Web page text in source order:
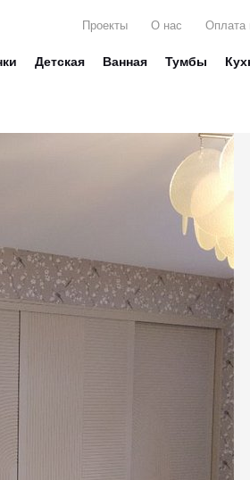
Проекты О нас Оплата
Детская Ванная Тумбы